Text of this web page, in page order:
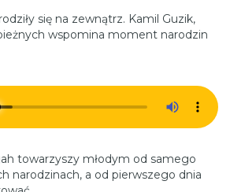
się na zewnątrz. Kamil Guzik,
wspomina moment narodzin
towarzyszy młodym od samego
narodzinach, a od pierwszego dnia